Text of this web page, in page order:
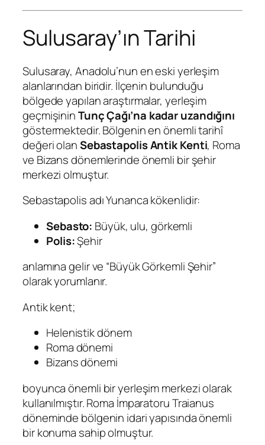
Sulusaray’ın Tarihi
Sulusaray, Anadolu’nun en eski yerleşim
alanlarından biridir. İlçenin bulunduğu
bölgede yapılan araştırmalar, yerleşim
geçmişininTunç Çağı’na kadar uzandığını
göstermektedir. Bölgenin en önemli tarihî
değeri olanSebastapolis Antik Kenti, Roma
ve Bizans dönemlerinde önemli bir şehir
merkezi olmuştur.
Sebastapolis adı Yunanca kökenlidir:
Sebasto: Büyük, ulu, görkemli
Polis:Şehir
anlamına gelir ve “Büyük Görkemli Şehir”
olarak yorumlanır.
Antik kent;
Helenistik dönem
Roma dönemi
Bizans dönemi
boyunca önemli bir yerleşim merkezi olarak
kullanılmıştır. Roma İmparatoru Traianus
döneminde bölgenin idari yapısında önemli
bir konuma sahip olmuştur.